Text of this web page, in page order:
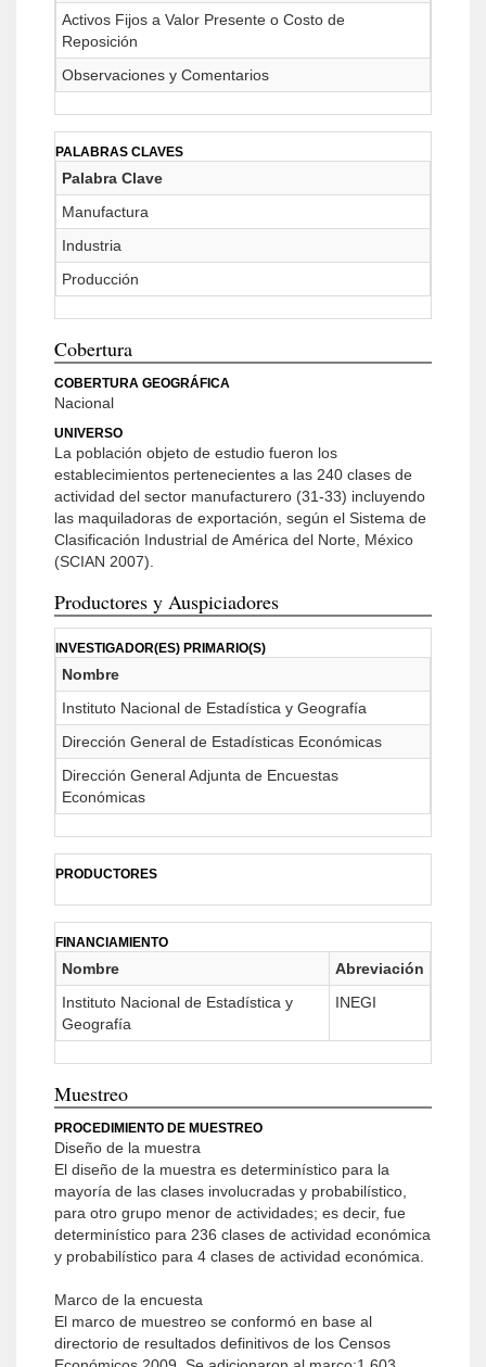
Activos Fijos a Valor Presente o Costo de
Reposición
Observaciones y Comentarios
PALABRAS CLAVES
Palabra Clave
Manufactura
Industria
Producción
Cobertura
COBERTURA GEOGRÁFICA
Nacional
UNIVERSO
La población objeto de estudio fueron los
establecimientos pertenecientes a las 240 clases de
actividad del sector manufacturero (31-33) incluyendo
las maquiladoras de exportación, según el Sistema de
Clasificación Industrial de América del Norte, México
(SCIAN 2007).
Productores y Auspiciadores
INVESTIGADOR(ES) PRIMARIO(S)
Nombre
Instituto Nacional de Estadística y Geografía
Dirección General de Estadísticas Económicas
Dirección General Adjunta de Encuestas
Económicas
PRODUCTORES
FINANCIAMIENTO
Nombre
Abreviación
Instituto Nacional de Estadística y
Geografía
INEGI
Muestreo
PROCEDIMIENTO DE MUESTREO
Diseño de la muestra
El diseño de la muestra es determinístico para la
mayoría de las clases involucradas y probabilístico,
para otro grupo menor de actividades; es decir, fue
determinístico para 236 clases de actividad económica
y probabilístico para 4 clases de actividad económica.
Marco de la encuesta
El marco de muestreo se conformó en base al
directorio de resultados definitivos de los Censos